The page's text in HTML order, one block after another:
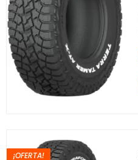
¡OFERTA!